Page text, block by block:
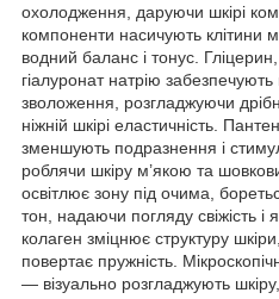
охолодження, даруючи шкірі
компоненти насичують клітини
водний баланс і тонус. Гліцерин,
гіалуронат натрію
зволоження, розгладжуючи
ніжній шкірі еластичність.
зменшують подразнення і
роблячи шкіру м’якою та
освітлює зону під очима,
тон, надаючи погляду свіжість і
колаген зміцнює структуру
повертає пружність.
— візуально розгладжують